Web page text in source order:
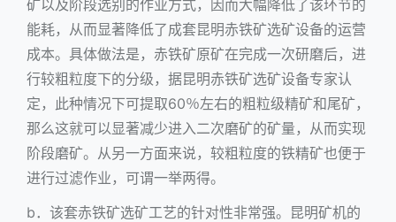
矿以及阶段选别的作业方式，因而大幅降低了该环节的
能耗，从而显著降低了成套昆明赤铁矿选矿设备的运营
成本。具体做法是，赤铁矿原矿在完成一次研磨后，进
行较粗粒度下的分级，据昆明赤铁矿选矿设备专家认
定，此种情况下可提取60％左右的粗粒级精矿和尾矿，
那么这就可以显著减少进入二次磨矿的矿量，从而实现
阶段磨矿。从另一方面来说，较粗粒度的铁精矿也便于
进行过滤作业，可谓一举两得。
b．该套赤铁矿选矿工艺的针对性非常强。昆明矿机的